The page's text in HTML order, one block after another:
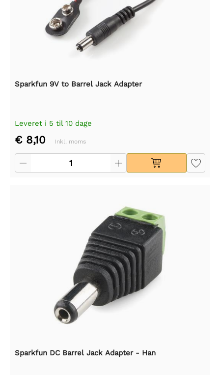
Sparkfun 9V to Barrel Jack Adapter
Leveret i 5 til 10 dage
€ 8,10 Inkl. moms
Sparkfun DC Barrel Jack Adapter - Han